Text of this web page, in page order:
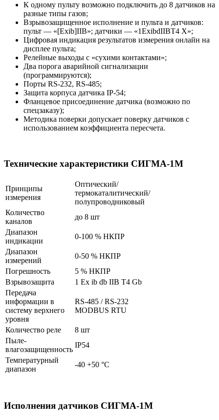
К одному пульту возможно подключить до 8 датчиков на
разные типы газов;
Взрывозащищенное исполнение и пульта и датчиков:
пульт — «[Exib]IIB»; датчики — «1ЕхibdIIВТ4 X»;
Цифровая индикация результатов измерения онлайн на
дисплее пульта;
Релейные выходы с «сухими контактами»;
Два порога аварийной сигнализации
(программируются);
Порты RS-232, RS-485;
Защита корпуса датчика IP-54;
Фланцевое присоединение датчика (возможно по
спецзаказу);
Методика поверки допускает поверку датчиков с
использованием коэффициента пересчета.
Технические характеристики СИГМА-1М
Принципы
измерения
Оптический/
термокаталитический/
полупроводниковый
Количество
каналов
до 8 шт
Диапазон
индикации
0-100 % НКПР
Диапазон
измерений
0-50 % НКПР
Погрешность
5 % НКПР
Взрывозащита
1 Ex ib db IIB T4 Gb
Передача
информации в
систему верхнего
уровня
RS-485 / RS-232
MODBUS RTU
Количество реле
8 шт
Пыле-
влагозащищенность
IP54
Температурный
диапазон
-40 +50 °С
Исполнения датчиков СИГМА-1М